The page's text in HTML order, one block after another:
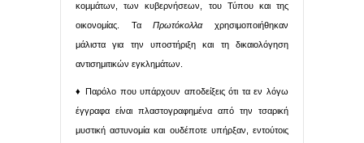
κομμάτων, των κυβερνήσεων, του Τύπου και της
οικονομίας. ΤαΠρωτόκολλαχρησιμοποιήθηκαν
μάλιστα για την υποστήριξη και τη δικαιολόγηση
αντισημιτικών εγκλημάτων.
♦ Παρόλο που υπάρχουν αποδείξεις ότι τα εν λόγω
έγγραφα είναι πλαστογραφημένα από την τσαρική
μυστική αστυνομία και ουδέποτε υπήρξαν, εντούτοις